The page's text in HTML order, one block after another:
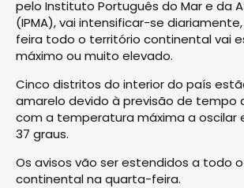
pelo Instituto Português do Mar e da
(IPMA), vai intensificar-se
feira todo o território continental vai
máximo ou muito elevado.
Cinco distritos do interior do país
amarelo devido à previsão de tempo
com a temperatura máxima a oscilar
37 graus.
Os avisos vão ser estendidos a todo
continental na quarta-feira.